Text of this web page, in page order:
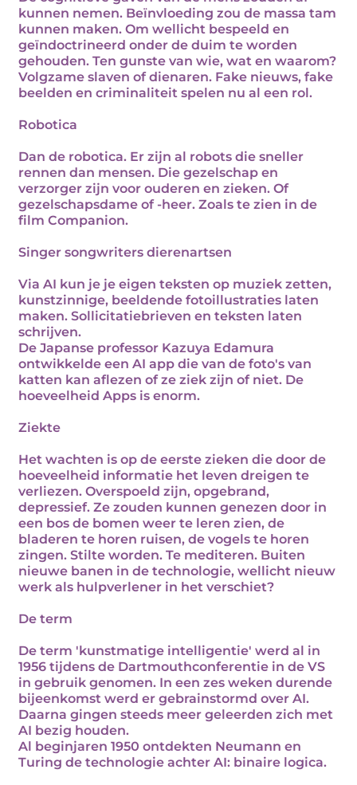
kunnen nemen. Beïnvloeding zou de massa tam
kunnen maken. Om wellicht bespeeld en
geïndoctrineerd onder de duim te worden
gehouden. Ten gunste van wie, wat en waarom?
Volgzame slaven of dienaren. Fake nieuws, fake
beelden en criminaliteit spelen nu al een rol.
Robotica
Dan de robotica. Er zijn al robots die sneller
rennen dan mensen. Die gezelschap en
verzorger zijn voor ouderen en zieken. Of
gezelschapsdame of -heer. Zoals te zien in de
film Companion.
Singer songwriters dierenartsen
Via AI kun je je eigen teksten op muziek zetten,
kunstzinnige, beeldende fotoillustraties laten
maken. Sollicitatiebrieven en teksten laten
schrijven.
De Japanse professor Kazuya Edamura
ontwikkelde een AI app die van de foto's van
katten kan aflezen of ze ziek zijn of niet. De
hoeveelheid Apps is enorm.
Ziekte
Het wachten is op de eerste zieken die door de
hoeveelheid informatie het leven dreigen te
verliezen. Overspoeld zijn, opgebrand,
depressief. Ze zouden kunnen genezen door in
een bos de bomen weer te leren zien, de
bladeren te horen ruisen, de vogels te horen
zingen. Stilte worden. Te mediteren. Buiten
nieuwe banen in de technologie, wellicht nieuw
werk als hulpverlener in het verschiet?
De term
De term 'kunstmatige intelligentie' werd al in
1956 tijdens de Dartmouthconferentie in de VS
in gebruik genomen. In een zes weken durende
bijeenkomst werd er gebrainstormd over AI.
Daarna gingen steeds meer geleerden zich met
AI bezig houden.
Al beginjaren 1950 ontdekten Neumann en
Turing de technologie achter AI: binaire logica.